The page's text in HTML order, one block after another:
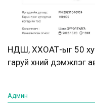
НДШ, ХХОАТ-ыг 50
гаруй хүний дэмжлэг
Админ